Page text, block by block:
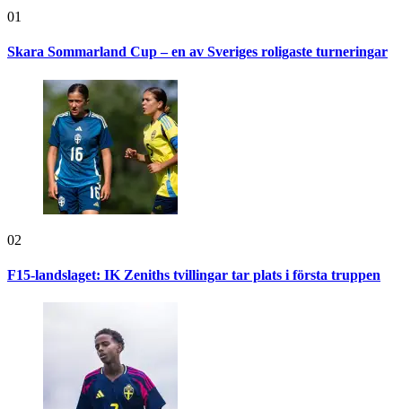
01
Skara Sommarland Cup – en av Sveriges roligaste turneringar
02
F15-landslaget: IK Zeniths tvillingar tar plats i första truppen